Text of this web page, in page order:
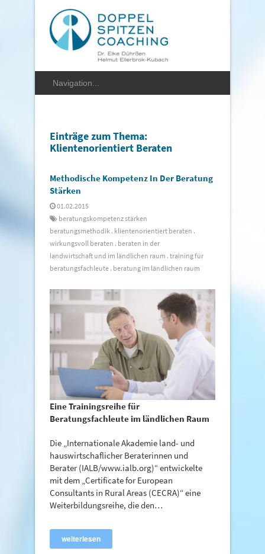
Einträge zum Thema:
Klientenorientiert Beraten
Methodische Kompetenz In Der Beratung
Stärken
01.02.2015
beratungskompetenz stärken
beratungsmethodik . klientenorientiert beraten .
wirkungsvoll beraten . beraten in der
landwirtschaft und im ländlichen raum . training für
beratungsfachleute . beratung im ländlichen raum
Eine Trainingsreihe für
Beratungsfachleute im ländlichen Raum
Die „Internationale Akademie land- und
hauswirtschaflicher Beraterinnen und
Berater (IALB/www.ialb.org)“ entwickelte
mit dem „Certificate for European
Consultants in Rural Areas (CECRA)“ eine
Weiterbildungsreihe, die den…
weiterlesen